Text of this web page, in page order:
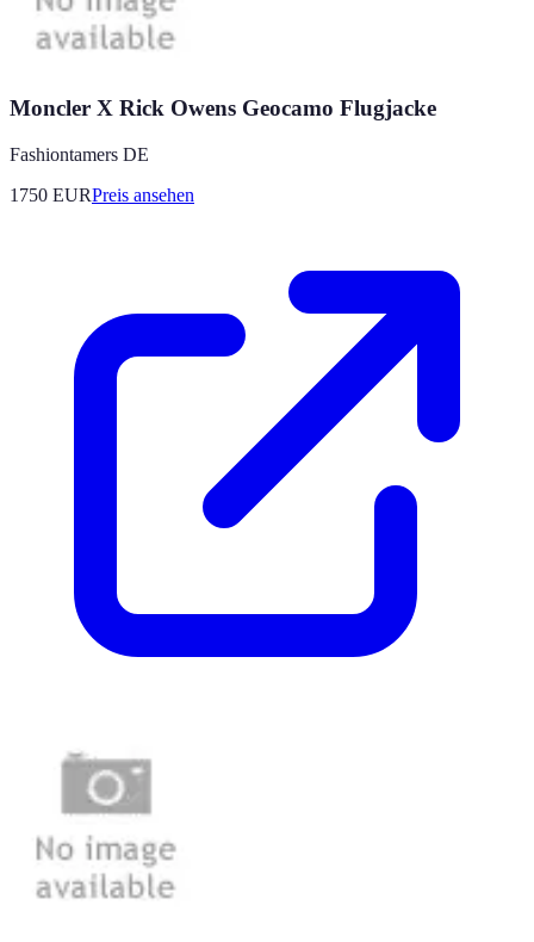
Moncler X Rick Owens Geocamo Flugjacke
Fashiontamers DE
1750 EURPreis ansehen